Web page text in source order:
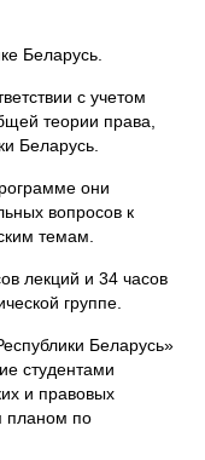
Беларусь.
с учетом
теории права,
Беларусь.
они
вопросов к
темам.
лекций и 34 часов
группе.
Беларусь»
студентами
и правовых
планом по